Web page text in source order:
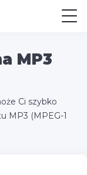
MP3
Ci szybko
MP3 (MPEG-1